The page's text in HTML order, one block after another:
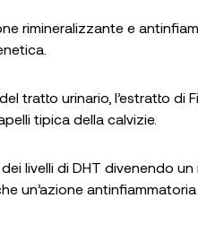
rimineralizzante e
tratto urinario, l’estratto di
tipica della calvizie.
livelli di DHT divenendo
un’azione